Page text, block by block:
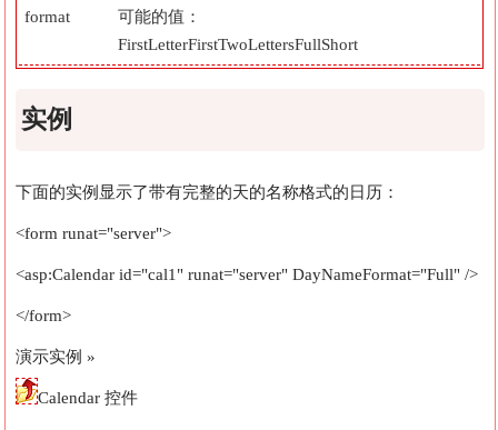
format
可能的值：
FirstLetterFirstTwoLettersFullShort
实例
下面的实例显示了带有完整的天的名称格式的日历：
<form runat="server">
<asp:Calendar id="cal1" runat="server" DayNameFormat="Full" />
</form>
演示实例 »
Calendar 控件